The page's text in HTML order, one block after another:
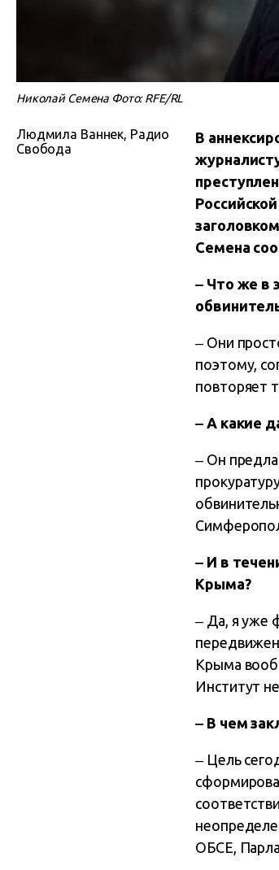
Николай Семена Фото: RFE/RL
Людмила Ваннек, Радио
Свобода
В
Семена
‒ Что же в
‒ Они
поэтому,
повторяет
‒ А какие
‒ Он
‒ И в
Крыма?
‒ Да, я уже
Крыма
Институт
‒ В чем
‒ Цель
ОБСЕ,